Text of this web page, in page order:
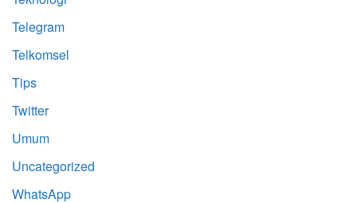
Telegram
Telkomsel
Tips
Twitter
Umum
Uncategorized
WhatsApp